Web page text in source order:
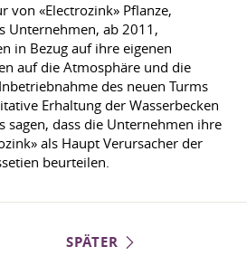
von «Electrozink» Pflanze,
Unternehmen, ab 2011,
in Bezug auf ihre eigenen
auf die Atmosphäre und die
des neuen Turms
Erhaltung der Wasserbecken
sagen, dass die Unternehmen ihre
als Haupt Verursacher der
beurteilen.
SPÄTER